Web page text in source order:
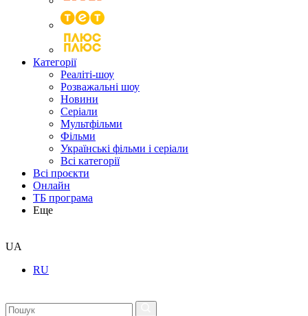
Категорії
Реаліті-шоу
Розважальні шоу
Новини
Серіали
Мультфільми
Фільми
Українські фільми і серіали
Всі категорії
Всі проєкти
Онлайн
ТБ програма
Еще
UA
RU